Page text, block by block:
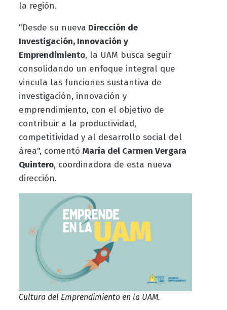
la región.
"Desde su nueva Dirección de
Investigación, Innovación y
Emprendimiento, la UAM busca seguir
consolidando un enfoque integral que
vincula las funciones sustantiva de
investigación, innovación y
emprendimiento, con el objetivo de
contribuir a la productividad,
competitividad y al desarrollo social del
área", comentó María del Carmen Vergara
Quintero, coordinadora de esta nueva
dirección.
Cultura del Emprendimiento en la UAM.